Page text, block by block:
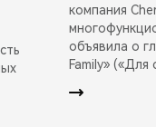
компания
объявила о
Family» («Для